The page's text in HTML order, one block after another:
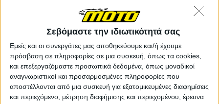
Σεβόμαστε την ιδιωτικότητά σας
Εμείς και οι συνεργάτες μας αποθηκεύουμε και/ή έχουμε
πρόσβαση σε πληροφορίες σε μια συσκευή, όπως τα cookies,
και επεξεργαζόμαστε προσωπικά δεδομένα, όπως μοναδικοί
αναγνωριστικοί και προσαρμοσμένες πληροφορίες που
αποστέλλονται από μια συσκευή για εξατομικευμένες διαφημίσεις
και περιεχόμενο, μέτρηση διαφήμισης και περιεχομένου, έρευνα